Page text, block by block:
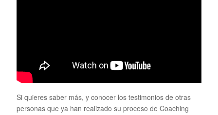
Si quieres saber más, y conocer los testimonios de otras
personas que ya han realizado su proceso de Coaching